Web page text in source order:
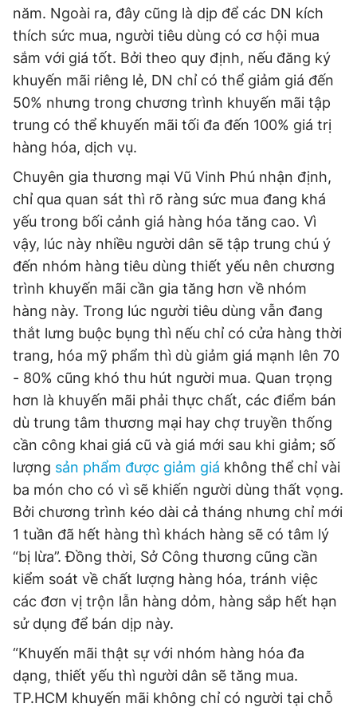
năm. Ngoài ra, đây cũng là dịp để các DN kích
thích sức mua, người tiêu dùng có cơ hội mua
sắm với giá tốt. Bởi theo quy định, nếu đăng ký
khuyến mãi riêng lẻ, DN chỉ có thể giảm giá đến
50% nhưng trong chương trình khuyến mãi tập
trung có thể khuyến mãi tối đa đến 100% giá trị
hàng hóa, dịch vụ.
Chuyên gia thương mại Vũ Vinh Phú nhận định,
chỉ qua quan sát thì rõ ràng sức mua đang khá
yếu trong bối cảnh giá hàng hóa tăng cao. Vì
vậy, lúc này nhiều người dân sẽ tập trung chú ý
đến nhóm hàng tiêu dùng thiết yếu nên chương
trình khuyến mãi cần gia tăng hơn về nhóm
hàng này. Trong lúc người tiêu dùng vẫn đang
thắt lưng buộc bụng thì nếu chỉ có cửa hàng thời
trang, hóa mỹ phẩm thì dù giảm giá mạnh lên 70
- 80% cũng khó thu hút người mua. Quan trọng
hơn là khuyến mãi phải thực chất, các điểm bán
dù trung tâm thương mại hay chợ truyền thống
cần công khai giá cũ và giá mới sau khi giảm; số
lượng sản phẩm được giảm giá không thể chỉ vài
ba món cho có vì sẽ khiến người dùng thất vọng.
Bởi chương trình kéo dài cả tháng nhưng chỉ mới
1 tuần đã hết hàng thì khách hàng sẽ có tâm lý
“bị lừa”. Đồng thời, Sở Công thương cũng cần
kiểm soát về chất lượng hàng hóa, tránh việc
các đơn vị trộn lẫn hàng dỏm, hàng sắp hết hạn
sử dụng để bán dịp này.
“Khuyến mãi thật sự với nhóm hàng hóa đa
dạng, thiết yếu thì người dân sẽ tăng mua.
TP.HCM khuyến mãi không chỉ có người tại chỗ